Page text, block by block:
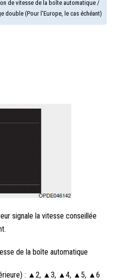
de vitesse de la boîte automatique /
double (Pour l'Europe, le cas échéant)
signale la vitesse conseillée
de la boîte automatique
: ▲2, ▲3, ▲4, ▲5, ▲6